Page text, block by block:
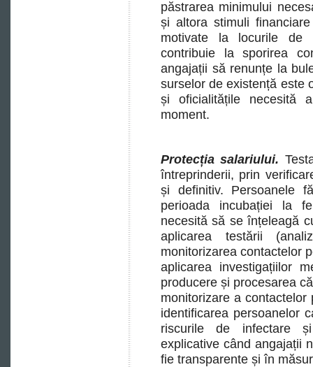
păstrarea minimului
și altora stimuli
motivate la locurile de
contribuie la sporirea
angajații să renunțe la
surselor de existență este
și oficialitățile necesită
moment.
Protecția salariului.
întreprinderii, prin
și definitiv. Persoanele
perioada incubației la
necesită să se înțeleagă
aplicarea testării
monitorizarea contactelor
aplicarea investigațiilor
producere și procesarea
monitorizare a
identificarea persoanelor
riscurile de infectare și
explicative când angajații
fie transparente și în